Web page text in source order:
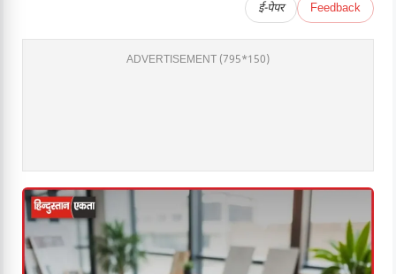
ई-पेपर Feedback
ADVERTISEMENT (795*150)